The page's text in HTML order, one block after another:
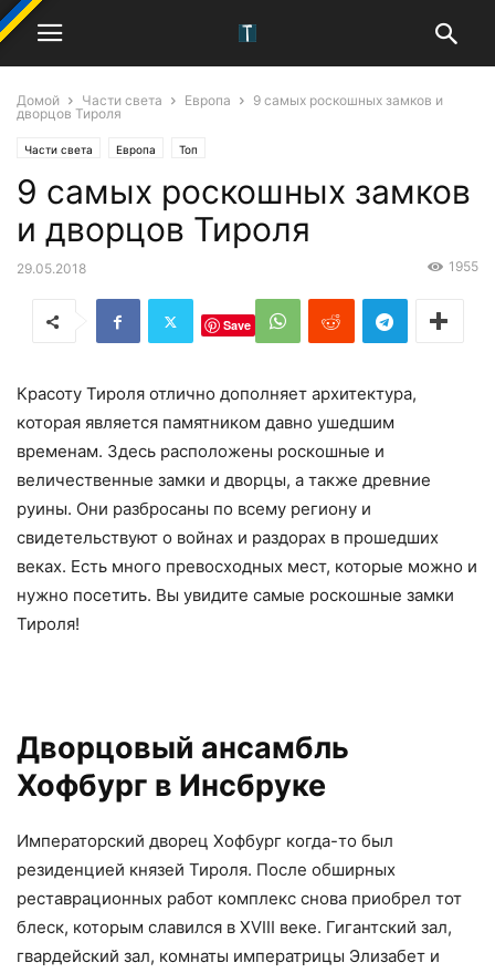
Домой Части света Европа
9 самых роскошных замков и
дворцов Тироля
Части света Европа Топ
9 самых роскошных замков
и дворцов Тироля
29.05.2018 1955
Save
Красоту Тироля отлично дополняет архитектура,
которая является памятником давно ушедшим
временам. Здесь расположены роскошные и
величественные замки и дворцы, а также древние
руины. Они разбросаны по всему региону и
свидетельствуют о войнах и раздорах в прошедших
веках. Есть много превосходных мест, которые можно и
нужно посетить. Вы увидите самые роскошные замки
Тироля!
Дворцовый ансамбль
Хофбург в Инсбруке
Императорский дворец Хофбург когда-то был
резиденцией князей Тироля. После обширных
реставрационных работ комплекс снова приобрел тот
блеск, которым славился в XVIII веке. Гигантский зал,
гвардейский зал, комнаты императрицы Элизабет и